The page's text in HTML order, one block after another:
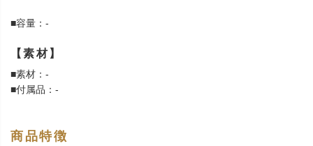
■容量：-
【素材】
■素材：-
■付属品：-
商品特徴